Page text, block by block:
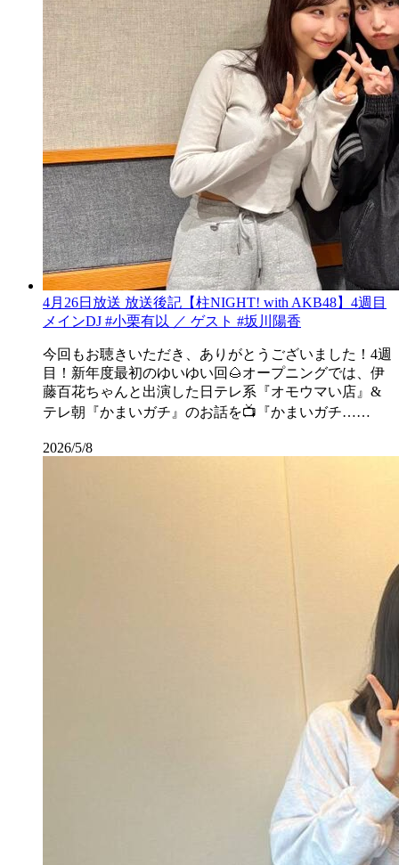
4月26日放送 放送後記【柱NIGHT! with AKB48】4週目
メインDJ #小栗有以 ／ ゲスト #坂川陽香
今回もお聴きいただき、ありがとうございました！4週
目！新年度最初のゆいゆい回🌰オープニングでは、伊
藤百花ちゃんと出演した日テレ系『オモウマい店』&
テレ朝『かまいガチ』のお話を📺『かまいガチ……
2026/5/8